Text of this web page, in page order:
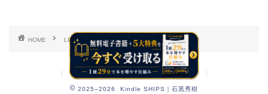
HOME LP
プライバシーポリシー お問い合わせ
2025–2026 Kindle SHIPS｜石黒秀樹